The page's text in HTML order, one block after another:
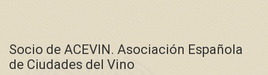
Socio de ACEVIN. Asociación Española
de Ciudades del Vino